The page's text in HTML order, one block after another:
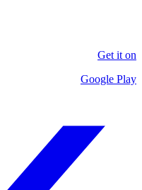
Get it on
Google Play